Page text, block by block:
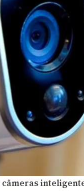
câmeras